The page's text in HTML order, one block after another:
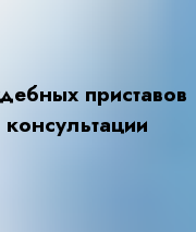
приставов